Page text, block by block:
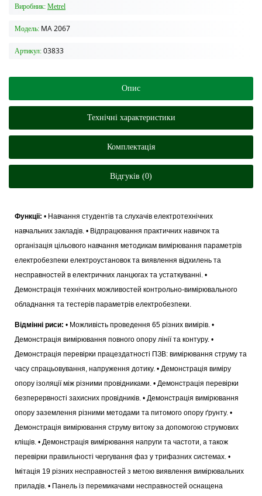
Виробник: Metrel
Модель: MA 2067
Артикул: 03833
Опис
Технічні характеристики
Комплектація
Відгуків (0)
Функції: • Навчання студентів та слухачів електротехнічних
навчальних закладів. • Відпрацювання практичних навичок та
організація цільового навчання методикам вимірювання параметрів
електробезпеки електроустановок та виявлення відхилень та
несправностей в електричних ланцюгах та устаткуванні. •
Демонстрація технічних можливостей контрольно-вимірювального
обладнання та тестерів параметрів електробезпеки.
Відмінні риси: • Можливість проведення 65 різних вимірів. •
Демонстрація вимірювання повного опору лінії та контуру. •
Демонстрація перевірки працездатності ПЗВ: вимірювання струму та
часу спрацьовування, напруження дотику. • Демонстрація виміру
опору ізоляції між різними провідниками. • Демонстрація перевірки
безперервності захисних провідників. • Демонстрація вимірювання
опору заземлення різними методами та питомого опору ґрунту. •
Демонстрація вимірювання струму витоку за допомогою струмових
кліщів. • Демонстрація вимірювання напруги та частоти, а також
перевірки правильності чергування фаз у трифазних системах. •
Імітація 19 різних несправностей з метою виявлення вимірювальних
приладів. • Панель із перемикачами несправностей оснащена